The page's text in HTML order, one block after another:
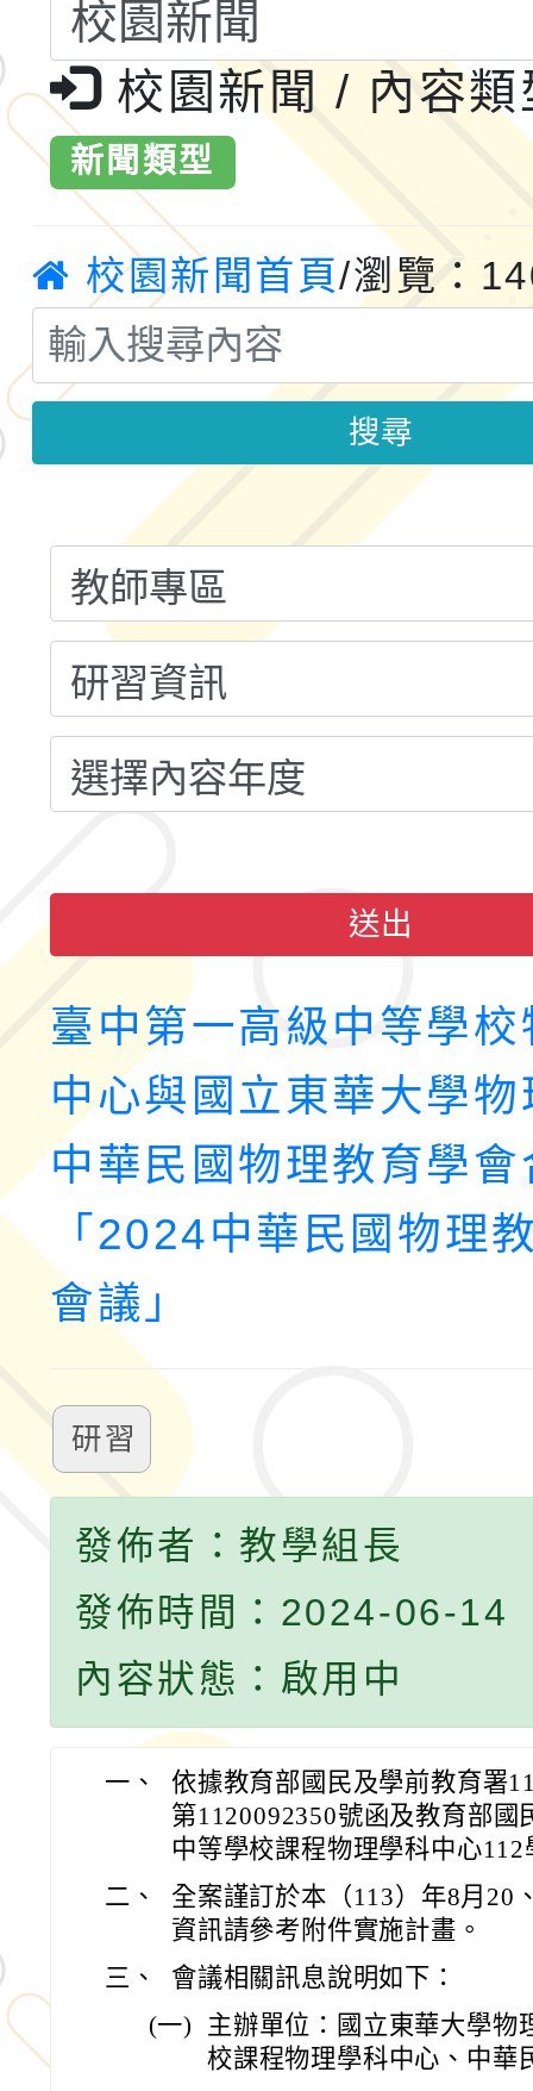
共運輸服務，鼓勵民眾
桃「我的減碳存摺2.0
案，詳如說明，請參閱
115年第二屆全國原住
2026年新北亞洲盃暨
鐵人三項錦標賽
桃園市115學年度學生
「2026年『王牌愛／
運動系列徵選頒獎典禮
成果展」
2026城鎮韌性防空演習
桃園市大溪自造教育及
年八月份教師研習
國立成功大學辦理「台
融平台-教案暨教學示
115學年度「學習扶助
計畫子計畫十一-2：國
小時認證研習計畫」
115年度「教育部表揚
義教育推展貢獻獎」實
校園新聞 / 內容類
新聞類型
校園新聞首頁/瀏覽：
搜尋
送出
臺中第一高級中等學
中心與國立東華大學
中華民國物理教育學
「2024中華民國物理
會議」
研習
發佈者：教學組長
發佈時間：2024-06-14
內容狀態：啟用中
一、
依據教育部國民及學前教育署
第1120092350號函及教育部
中等學校課程物理學科中心
二、
全案謹訂於本（113）年8月20
資訊請參考附件實施計畫。
三、
會議相關訊息說明如下：
(一)
主辦單位：國立東華大學物
校課程物理學科中心、中華